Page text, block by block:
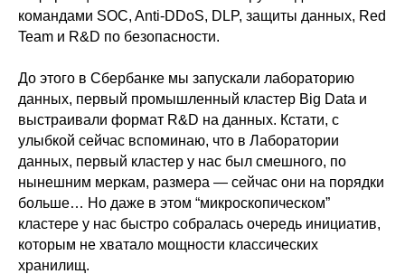
командами SOC, Anti-DDoS, DLP, защиты данных, Red
Team и R&D по безопасности.
До этого в Сбербанке мы запускали лабораторию
данных, первый промышленный кластер Big Data и
выстраивали формат R&D на данных. Кстати, с
улыбкой сейчас вспоминаю, что в Лаборатории
данных, первый кластер у нас был смешного, по
нынешним меркам, размера — сейчас они на порядки
больше… Но даже в этом “микроскопическом”
кластере у нас быстро собралась очередь инициатив,
которым не хватало мощности классических
хранилищ.